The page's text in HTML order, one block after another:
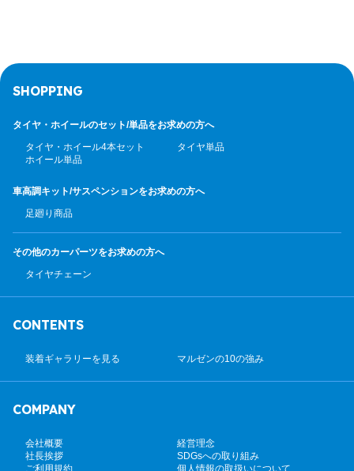
SHOPPING
タイヤ・ホイールのセット/単品をお求めの方へ
タイヤ・ホイール4本セット
タイヤ単品
ホイール単品
車高調キット/サスペンションをお求めの方へ
足廻り商品
その他のカーパーツをお求めの方へ
タイヤチェーン
CONTENTS
装着ギャラリーを見る マルゼンの10の強み
COMPANY
会社概要
経営理念
社長挨拶
SDGsへの取り組み
ご利用規約
個人情報の取扱いについて